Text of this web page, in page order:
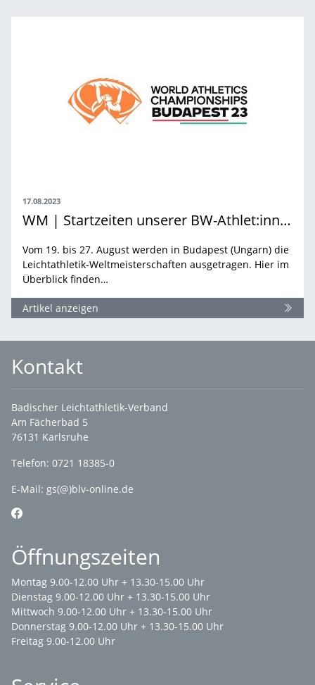
17.08.2023
WM | Startzeiten unserer BW-Athlet:innen
Vom 19. bis 27. August werden in Budapest (Ungarn) die
Leichtathletik-Weltmeisterschaften ausgetragen. Hier im
Überblick finden…
Artikel anzeigen
Kontakt
Badischer Leichtathletik-Verband
Am Fächerbad 5
76131 Karlsruhe
Telefon: 0721 18385-0
E-Mail: gs(@)blv-online.de
Öffnungszeiten
Montag 9.00-12.00 Uhr + 13.30-15.00 Uhr
Dienstag 9.00-12.00 Uhr + 13.30-15.00 Uhr
Mittwoch 9.00-12.00 Uhr + 13.30-15.00 Uhr
Donnerstag 9.00-12.00 Uhr + 13.30-15.00 Uhr
Freitag 9.00-12.00 Uhr